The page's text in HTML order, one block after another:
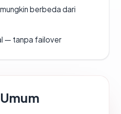
berbeda dari
— tanpa failover